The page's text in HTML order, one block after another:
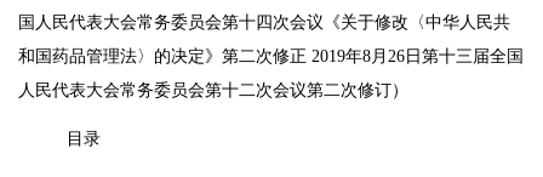
国人民代表大会常务委员会第十四次会议《关于修改〈中华人民共
和国药品管理法〉的决定》第二次修正 2019年8月26日第十三届全国
人民代表大会常务委员会第十二次会议第二次修订）
目录